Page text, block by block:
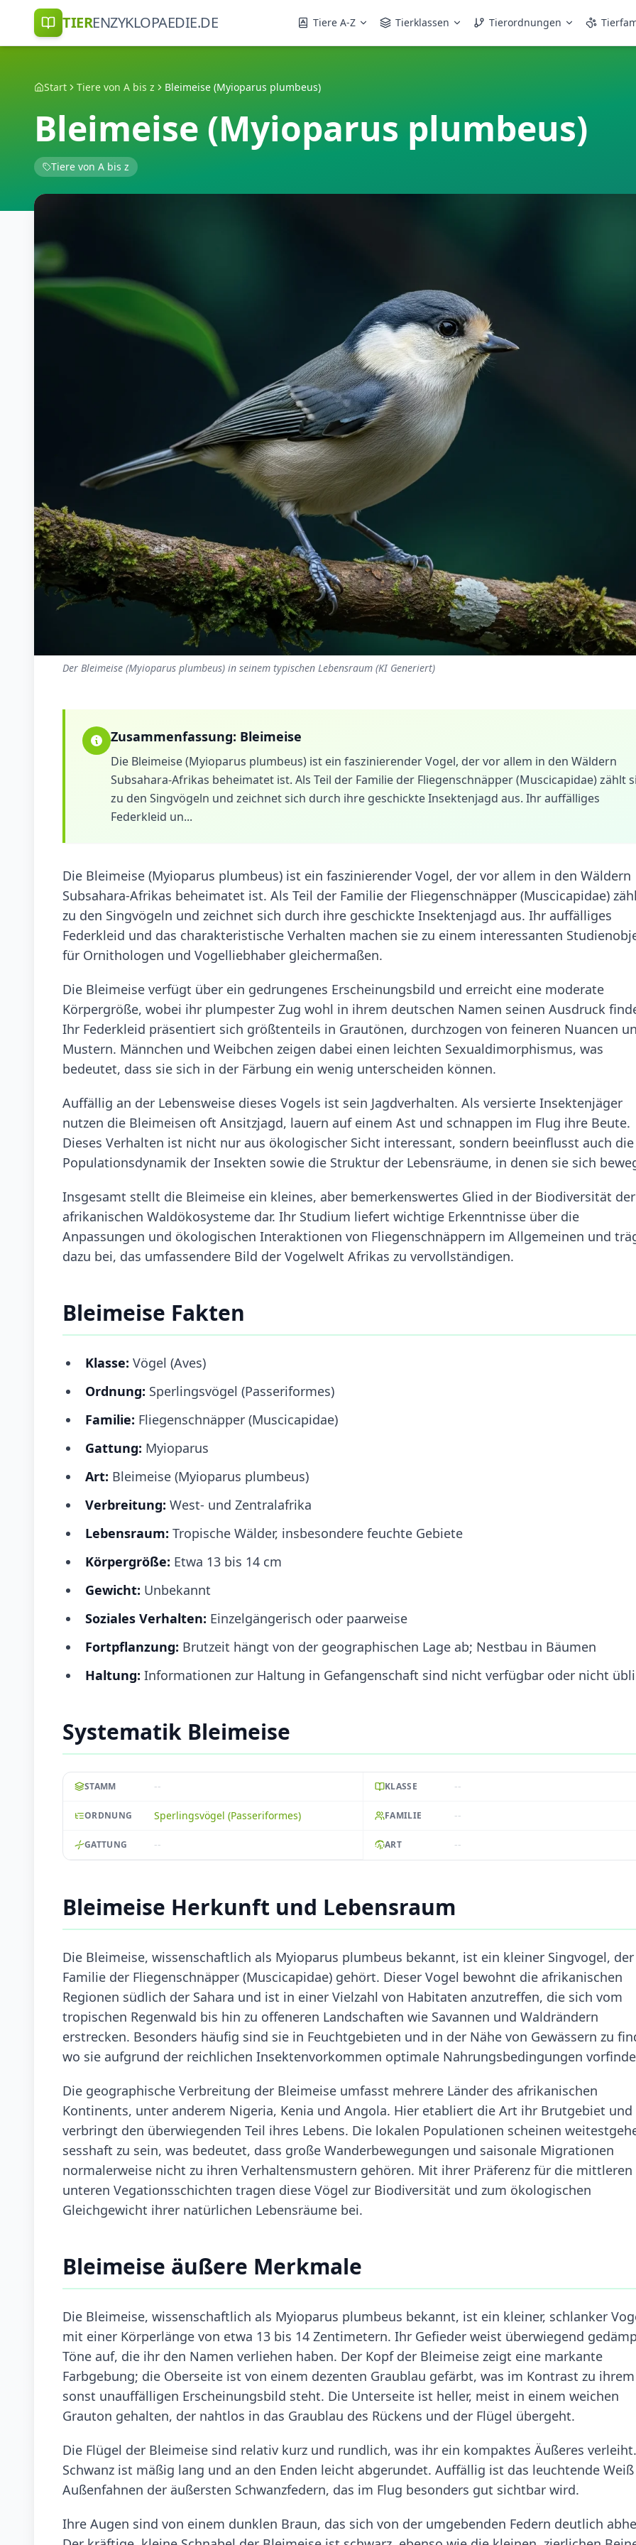
TIERENZYKLOPAEDIE.DE Tiere A-Z Tierklassen Tierordnungen
Start Tiere von A bis z Bleimeise (Myioparus plumbeus)
Bleimeise (Myioparus plumbeus)
Tiere von A bis z
Der Bleimeise (Myioparus plumbeus) in seinem typischen Lebensraum (KI Generiert)
Zusammenfassung: Bleimeise
Die Bleimeise (Myioparus plumbeus) ist ein faszinierender Vogel, der vor allem in den Wäldern
Subsahara-Afrikas beheimatet ist. Als Teil der Familie der Fliegenschnäpper (Muscicapidae) zählt
zu den Singvögeln und zeichnet sich durch ihre geschickte Insektenjagd aus. Ihr auffälliges
Federkleid un...
Die Bleimeise (Myioparus plumbeus) ist ein faszinierender Vogel, der vor allem in den Wäldern
Subsahara-Afrikas beheimatet ist. Als Teil der Familie der Fliegenschnäpper (Muscicapidae)
zu den Singvögeln und zeichnet sich durch ihre geschickte Insektenjagd aus. Ihr auffälliges
Federkleid und das charakteristische Verhalten machen sie zu einem interessanten
für Ornithologen und Vogelliebhaber gleichermaßen.
Die Bleimeise verfügt über ein gedrungenes Erscheinungsbild und erreicht eine moderate
Körpergröße, wobei ihr plumpester Zug wohl in ihrem deutschen Namen seinen Ausdruck
Ihr Federkleid präsentiert sich größtenteils in Grautönen, durchzogen von feineren Nuancen
Mustern. Männchen und Weibchen zeigen dabei einen leichten Sexualdimorphismus, was
bedeutet, dass sie sich in der Färbung ein wenig unterscheiden können.
Auffällig an der Lebensweise dieses Vogels ist sein Jagdverhalten. Als versierte Insektenjäger
nutzen die Bleimeisen oft Ansitzjagd, lauern auf einem Ast und schnappen im Flug ihre Beute.
Dieses Verhalten ist nicht nur aus ökologischer Sicht interessant, sondern beeinflusst auch die
Populationsdynamik der Insekten sowie die Struktur der Lebensräume, in denen sie sich
Insgesamt stellt die Bleimeise ein kleines, aber bemerkenswertes Glied in der Biodiversität der
afrikanischen Waldökosysteme dar. Ihr Studium liefert wichtige Erkenntnisse über die
Anpassungen und ökologischen Interaktionen von Fliegenschnäppern im Allgemeinen und
dazu bei, das umfassendere Bild der Vogelwelt Afrikas zu vervollständigen.
Bleimeise Fakten
Klasse: Vögel (Aves)
Ordnung: Sperlingsvögel (Passeriformes)
Familie: Fliegenschnäpper (Muscicapidae)
Gattung: Myioparus
Art: Bleimeise (Myioparus plumbeus)
Verbreitung: West- und Zentralafrika
Lebensraum: Tropische Wälder, insbesondere feuchte Gebiete
Körpergröße: Etwa 13 bis 14 cm
Gewicht: Unbekannt
Soziales Verhalten: Einzelgängerisch oder paarweise
Fortpflanzung: Brutzeit hängt von der geographischen Lage ab; Nestbau in Bäumen
Haltung: Informationen zur Haltung in Gefangenschaft sind nicht verfügbar oder nicht
Systematik Bleimeise
STAMM -- KLASSE --
ORDNUNG Sperlingsvögel (Passeriformes) FAMILIE --
GATTUNG -- ART --
Bleimeise Herkunft und Lebensraum
Die Bleimeise, wissenschaftlich als Myioparus plumbeus bekannt, ist ein kleiner Singvogel,
Familie der Fliegenschnäpper (Muscicapidae) gehört. Dieser Vogel bewohnt die afrikanischen
Regionen südlich der Sahara und ist in einer Vielzahl von Habitaten anzutreffen, die sich vom
tropischen Regenwald bis hin zu offeneren Landschaften wie Savannen und Waldrändern
erstrecken. Besonders häufig sind sie in Feuchtgebieten und in der Nähe von Gewässern zu
wo sie aufgrund der reichlichen Insektenvorkommen optimale Nahrungsbedingungen
Die geographische Verbreitung der Bleimeise umfasst mehrere Länder des afrikanischen
Kontinents, unter anderem Nigeria, Kenia und Angola. Hier etabliert die Art ihr Brutgebiet und
verbringt den überwiegenden Teil ihres Lebens. Die lokalen Populationen scheinen
sesshaft zu sein, was bedeutet, dass große Wanderbewegungen und saisonale Migrationen
normalerweise nicht zu ihren Verhaltensmustern gehören. Mit ihrer Präferenz für die mittleren
unteren Vegationsschichten tragen diese Vögel zur Biodiversität und zum ökologischen
Gleichgewicht ihrer natürlichen Lebensräume bei.
Bleimeise äußere Merkmale
Die Bleimeise, wissenschaftlich als Myioparus plumbeus bekannt, ist ein kleiner, schlanker
mit einer Körperlänge von etwa 13 bis 14 Zentimetern. Ihr Gefieder weist überwiegend
Töne auf, die ihr den Namen verliehen haben. Der Kopf der Bleimeise zeigt eine markante
Farbgebung; die Oberseite ist von einem dezenten Graublau gefärbt, was im Kontrast zu ihrem
sonst unauffälligen Erscheinungsbild steht. Die Unterseite ist heller, meist in einem weichen
Grauton gehalten, der nahtlos in das Graublau des Rückens und der Flügel übergeht.
Die Flügel der Bleimeise sind relativ kurz und rundlich, was ihr ein kompaktes Äußeres
Schwanz ist mäßig lang und an den Enden leicht abgerundet. Auffällig ist das leuchtende
Außenfahnen der äußersten Schwanzfedern, das im Flug besonders gut sichtbar wird.
Ihre Augen sind von einem dunklen Braun, das sich von der umgebenden Federn deutlich